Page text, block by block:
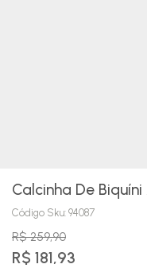
Calcinha De
Código Sku: 94087
R$ 259,90
R$ 181,93